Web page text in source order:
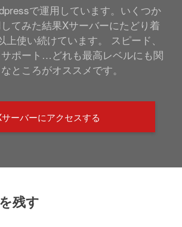
で運用しています。いくつか
てみた結果Xサーバーにたどり着
上使い続けています。 スピード、
ポート…どれも最高レベルにも関
ところがオススメです。
ーバーにアクセスする
残す